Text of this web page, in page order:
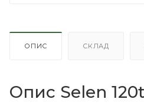
ОПИС СКЛАД
Опис Selen